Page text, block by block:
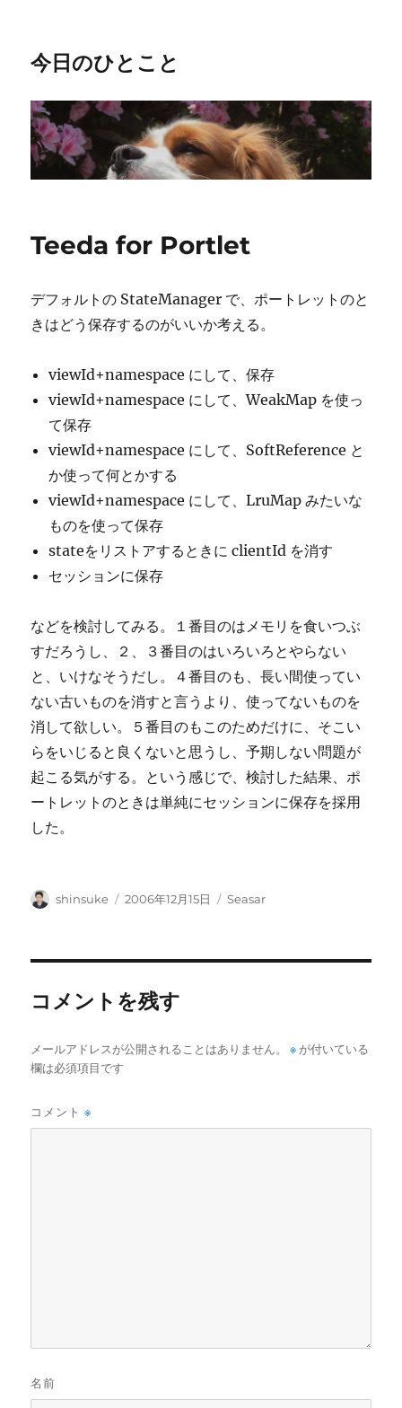
今日のひとこと
Teeda for Portlet
デフォルトの StateManager で、ポートレットのと
きはどう保存するのがいいか考える。
viewId+namespace にして、保存
viewId+namespace にして、WeakMap を使っ
て保存
viewId+namespace にして、SoftReference と
か使って何とかする
viewId+namespace にして、LruMap みたいな
ものを使って保存
stateをリストアするときに clientId を消す
セッションに保存
などを検討してみる。１番目のはメモリを食いつぶ
すだろうし、２、３番目のはいろいろとやらない
と、いけなそうだし。４番目のも、長い間使ってい
ない古いものを消すと言うより、使ってないものを
消して欲しい。５番目のもこのためだけに、そこい
らをいじると良くないと思うし、予期しない問題が
起こる気がする。という感じで、検討した結果、ポ
ートレットのときは単純にセッションに保存を採用
した。
投
shinsuke
投
2006年12月15日
カ
Seasar
コメントを残す
メールアドレスが公開されることはありません。 ※が付いている
欄は必須項目です
コメント※
名前